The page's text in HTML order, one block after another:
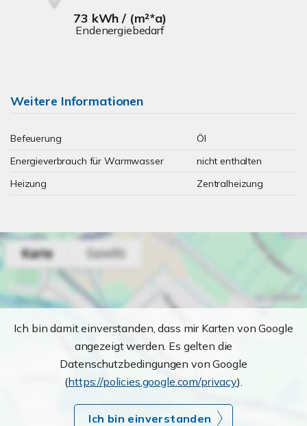
73 kWh / (m²*a)
Endenergiebedarf
Weitere Informationen
Befeuerung
Öl
Energieverbrauch für Warmwasser
nicht enthalten
Heizung
Zentralheizung
Ich bin damit einverstanden, dass mir Karten von Google
angezeigt werden. Es gelten die
Datenschutzbedingungen von Google
(https://policies.google.com/privacy).
Ich bin einverstanden